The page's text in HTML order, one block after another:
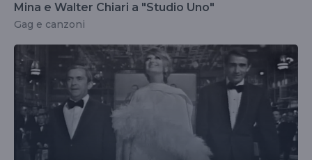
Mina e Walter Chiari a "Studio Uno"
Gag e canzoni